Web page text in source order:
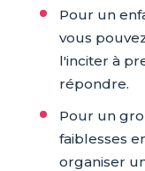
Pour un
vous
l'inciter à
répondre.
Pour un
faiblesses
organiser